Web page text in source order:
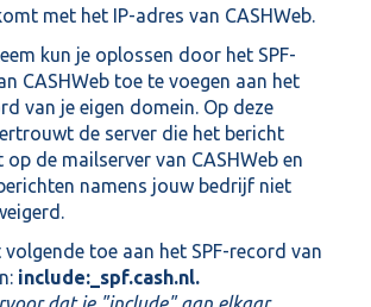
met het IP-adres van CASHWeb.
kun je oplossen door het SPF-
CASHWeb toe te voegen aan het
van je eigen domein. Op deze
de server die het bericht
de mailserver van CASHWeb en
namens jouw bedrijf niet
volgende toe aan het SPF-record van
include:_spf.cash.nl.